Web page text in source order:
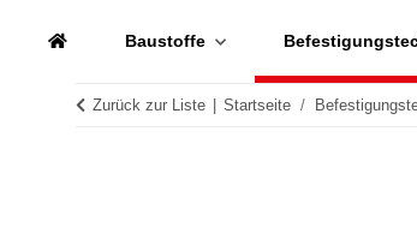
Baustoffe
Zurück zur Liste Startseite